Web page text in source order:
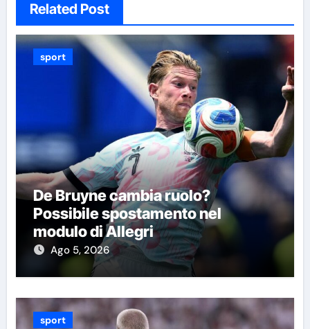
Related Post
sport
De Bruyne cambia ruolo?
Possibile spostamento nel
modulo di Allegri
Ago 5, 2026
sport